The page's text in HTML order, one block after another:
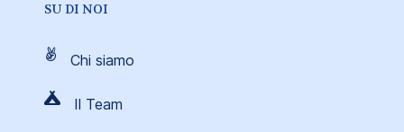
SU DI NOI
Chi siamo
Il Team